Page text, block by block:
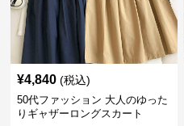
¥4,840 (税込)
50代ファッション 大人のゆった
りギャザーロングスカート